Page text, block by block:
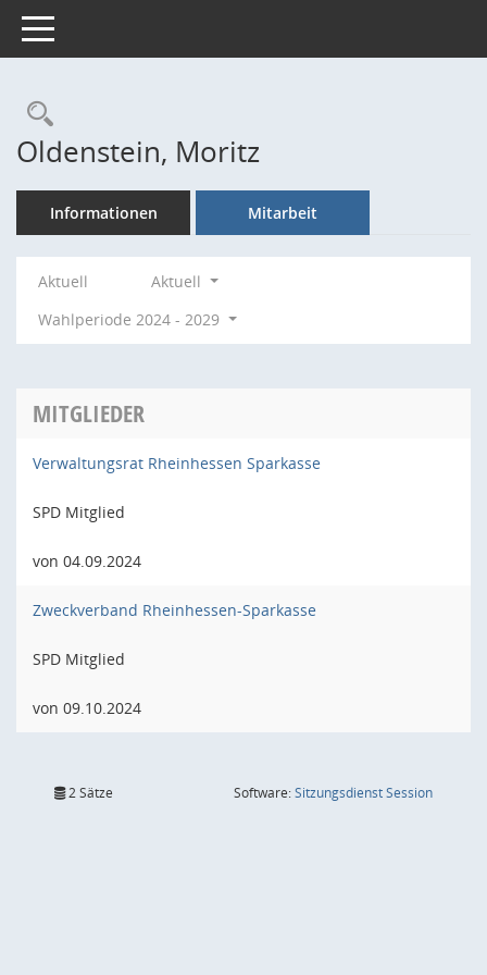
Toggle navigation
Rechercheauswahl
Oldenstein, Moritz
Informationen Mitarbeit
Aktuell
Aktuell
Wahlperiode 2024 - 2029
MITGLIEDER
Verwaltungsrat Rheinhessen Sparkasse
SPD Mitglied
von 04.09.2024
Zweckverband Rheinhessen-Sparkasse
SPD Mitglied
von 09.10.2024
2 Sätze Software:SitzungsdienstSession(Wird in